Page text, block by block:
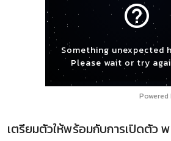
help_outline
Something unexpected
Please wait or try
Powered
เตรียมตัวให้พร้อมกับการเปิดตัว